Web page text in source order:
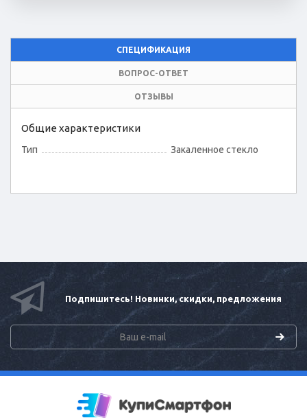
СПЕЦИФИКАЦИЯ
ВОПРОС-ОТВЕТ
ОТЗЫВЫ
Общие характеристики
Тип Закаленное стекло
Подпишитесь! Новинки, скидки, предложения